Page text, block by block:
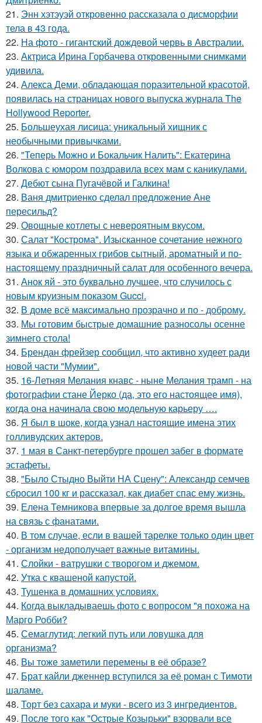
21. Энн хэтэуэй откровенно рассказала о дисморфии
тела в 43 года.
22. На фото - гигантский дождевой червь в Австралии.
23. Актриса Ирина Горбачева откровенными снимками
удивила.
24. Алекса Деми, обладающая поразительной красотой,
появилась на страницах нового выпуска журнала The
Hollywood Reporter.
25. Большеухая лисица: уникальный хищник с
необычными привычками.
26. "Теперь Можно и Бокальчик Налить": Екатерина
Волкова с юмором поздравила всех мам с каникулами.
27. Дебют сына Пугачёвой и Галкина!
28. Ваня дмитриенко сделал предложение Ане
пересильд?
29. Овощные котлеты с невероятным вкусом.
30. Салат "Кострома". Изысканное сочетание нежного
языка и обжаренных грибов сытный, ароматный и по-
настоящему праздничный салат для особенного вечера.
31. Анок яй - это буквально лучшее, что случилось с
новым круизным показом Gucci.
32. В доме всё максимально прозрачно и по - доброму.
33. Мы готовим быстрые домашние разносолы осенне
зимнего стола!
34. Брендан фрейзер сообщил, что активно худеет ради
новой части "Мумии".
35. 16-Летняя Мелания кнавс - ныне Мелания трамп - на
фотографии стане Йерко (да, это его настоящее имя),
когда она начинала свою модельную карьеру ….
36. Я был в шоке, когда узнал настоящие имена этих
голливудских актеров.
37. 1 мая в Санкт-петербурге прошел забег в формате
эстафеты.
38. "Было Стыдно Выйти НА Сцену": Александр семчев
сбросил 100 кг и рассказал, как диабет спас ему жизнь.
39. Елена Темникова впервые за долгое время вышла
на связь с фанатами.
40. В том случае, если в вашей тарелке только один цвет
- организм недополучает важные витамины.
41. Слойки - ватрушки с творогом и джемом.
42. Утка с квашеной капустой.
43. Тушенка в домашних условиях.
44. Когда выкладываешь фото с вопросом "я похожа на
Марго Робби?
45. Семаглутид: легкий путь или ловушка для
организма?
46. Вы тоже заметили перемены в её образе?
47. Брат кайли дженнер вступился за её роман с Тимоти
шаламе.
48. Торт без сахара и муки - всего из 3 ингредиентов.
49. После того как "Острые Козырьки" взорвали все